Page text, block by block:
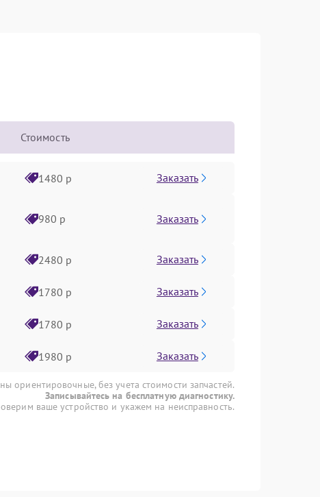
Стоимость
1480 р Заказать
980 р Заказать
2480 р Заказать
1780 р Заказать
1780 р Заказать
1980 р Заказать
ориентировочные, без учета стоимости запчастей.
Записывайтесь на бесплатную диагностику.
ваше устройство и укажем на неисправность.